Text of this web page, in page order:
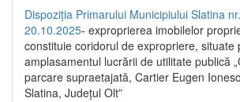
Dispoziția Primarului Municipiului Slatina
20.10.2025- exproprierea imobilelor
constituie coridorul de expropriere, situate
amplasamentul lucrării de utilitate publică
parcare supraetajată, Cartier Eugen
Slatina, Județul Olt”